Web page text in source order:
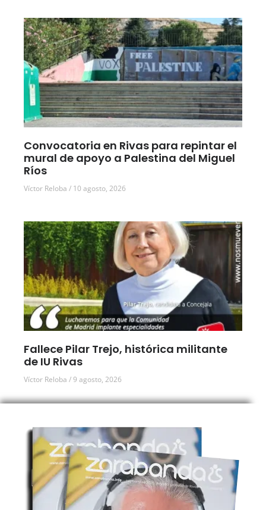
Convocatoria en Rivas para repintar el
mural de apoyo a Palestina del Miguel
Ríos
Víctor Reloba 10 agosto, 2026
Fallece Pilar Trejo, histórica militante
de IU Rivas
Víctor Reloba 9 agosto, 2026